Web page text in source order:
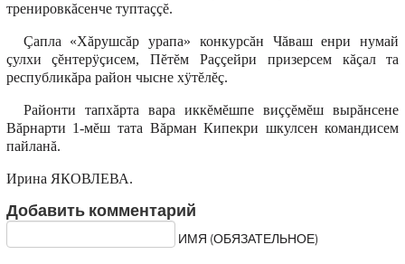
тренировкăсенче туптаççĕ.
Çапла «Хăрушсăр урапа» конкурсăн Чăваш енри нумай
çулхи çĕнтерÿçисем, Пĕтĕм Раççейри призерсем кăçал та
республикăра район чысне хÿтĕлĕç.
Районти тапхăрта вара иккĕмĕшпе виççĕмĕш вырăнсене
Вăрнарти 1-мĕш тата Вăрман Кипекри шкулсен командисем
пайланă.
Ирина ЯКОВЛЕВА.
Добавить комментарий
ИМЯ (ОБЯЗАТЕЛЬНОЕ)